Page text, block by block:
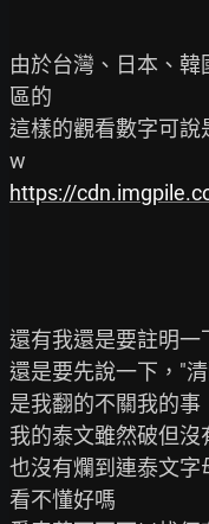
由於台灣、日本、
區的
這樣的觀看數字可說
https://
還有我還是要註明一
還是要先說一下，"
是我翻的不關我的事
我的泰文雖然破但
也沒有爛到連泰文
看不懂好嗎